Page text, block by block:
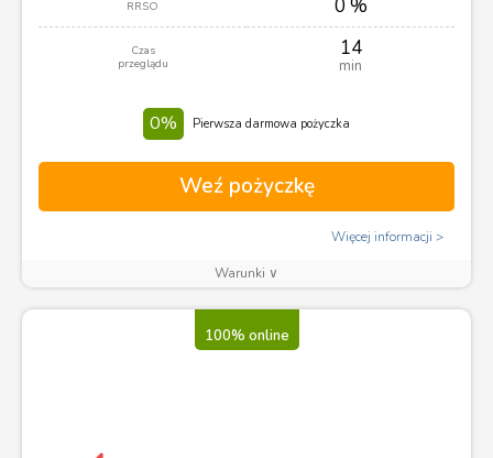
RRSO 0 %
Czas
przeglądu
14
min
0% Pierwsza darmowa pożyczka
Weź pożyczkę
Więcej informacji
Warunki ∨
100% online